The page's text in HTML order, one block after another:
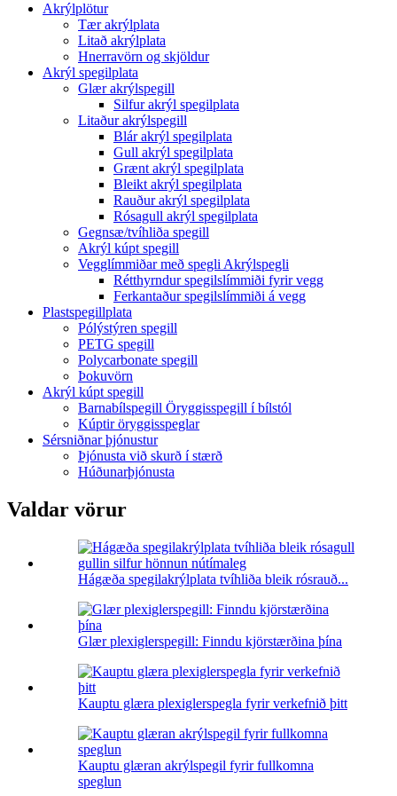
Akrýlplötur
Tær akrýlplata
Litað akrýlplata
Hnerravörn og skjöldur
Akrýl spegilplata
Glær akrýlspegill
Silfur akrýl spegilplata
Litaður akrýlspegill
Blár akrýl spegilplata
Gull akrýl spegilplata
Grænt akrýl spegilplata
Bleikt akrýl spegilplata
Rauður akrýl spegilplata
Rósagull akrýl spegilplata
Gegnsæ/tvíhliða spegill
Akrýl kúpt spegill
Vegglímmiðar með spegli Akrýlspegli
Rétthyrndur spegilslímmiði fyrir vegg
Ferkantaður spegilslímmiði á vegg
Plastspegillplata
Pólýstýren spegill
PETG spegill
Polycarbonate spegill
Þokuvörn
Akrýl kúpt spegill
Barnabílspegill Öryggisspegill í bílstól
Kúptir öryggisspeglar
Sérsniðnar þjónustur
Þjónusta við skurð í stærð
Húðunarþjónusta
Valdar vörur
Hágæða spegilakrýlplata tvíhliða bleik rósrauð...
Glær plexiglerspegill: Finndu kjörstærðina þína
Kauptu glæra plexiglerspegla fyrir verkefnið þitt
Kauptu glæran akrýlspegil fyrir fullkomna
speglun